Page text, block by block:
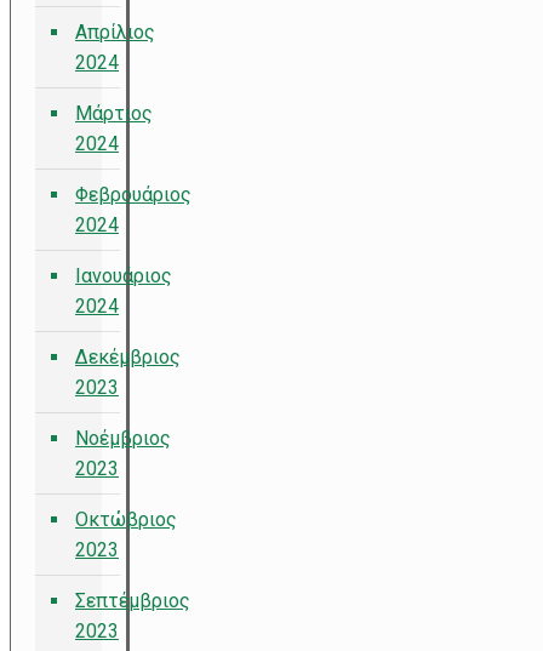
Απρίλιος
2024
Μάρτιος
2024
Φεβρουάριος
2024
Ιανουάριος
2024
Δεκέμβριος
2023
Νοέμβριος
2023
Οκτώβριος
2023
Σεπτέμβριος
2023